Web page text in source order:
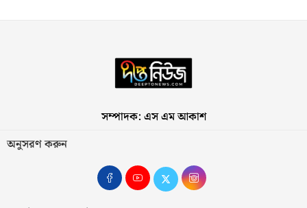
সম্পাদক: এস এম আকাশ
অনুসরণ করুন